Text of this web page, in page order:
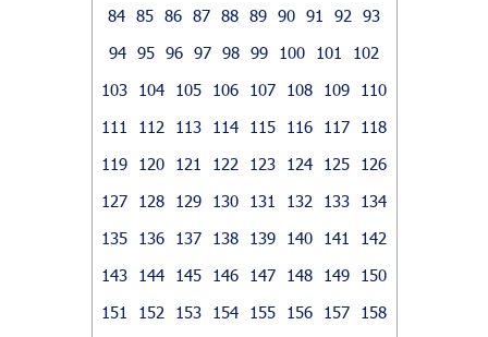
84 85 86 87 88 89 90 91 92
93
94 95 96 97 98 99 100 101
102
103
104 105 106 107 108 109
110
111
112 113 114 115 116 117
118
119
120 121 122 123 124 125
126
127
128 129 130 131 132 133
134
135
136 137 138 139 140 141
142
143
144 145 146 147 148 149
150
151
152 153 154 155 156 157
158